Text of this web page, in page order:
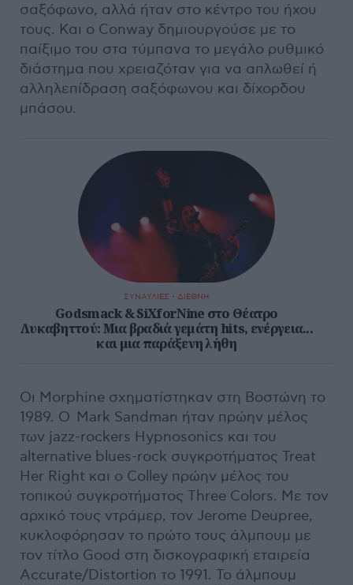
σαξόφωνο, αλλά ήταν στο κέντρο του ήχου
τους. Και ο Conway δημιουργούσε με το
παίξιμο του στα τύμπανα το μεγάλο ρυθμικό
διάστημα που χρειαζόταν για να απλωθεί ή
αλληλεπίδραση σαξόφωνου και δίχορδου
μπάσου.
ΣΥΝΑΥΛΙΕΣ - ΔΙΕΘΝΗ
Godsmack & SiXforNine στο Θέατρο
Λυκαβηττού: Μια βραδιά γεμάτη hits, ενέργεια...
και μια παράξενη λήθη
Οι Morphine σχηματίστηκαν στη Βοστώνη το
1989. Ο Mark Sandman ήταν πρώην μέλος
των jazz-rockers Hypnosonics και του
alternative blues-rock συγκροτήματος Treat
Her Right και ο Colley πρώην μέλος του
τοπικού συγκροτήματος Three Colors. Με τον
αρχικό τους ντράμερ, τον Jerome Deupree,
κυκλοφόρησαν το πρώτο τους άλμπουμ με
τον τίτλο Good στη δισκογραφική εταιρεία
Accurate/Distortion το 1991. Το άλμπουμ